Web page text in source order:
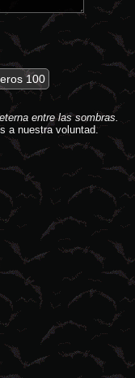
100
entre las sombras.
a nuestra voluntad.